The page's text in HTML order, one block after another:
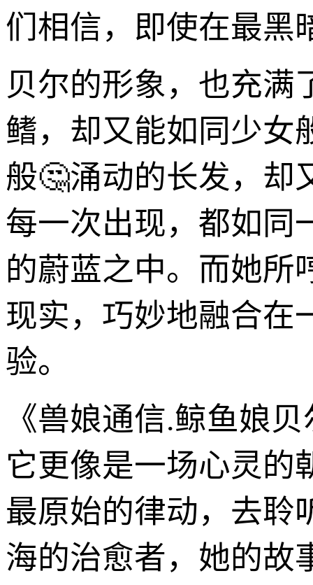
们相信，即使在最黑
贝尔的形象，也充满
鳍，却又能如同少女
般🤔涌动的长发，却
每一次出现，都如同
的蔚蓝之中。而她所
现实，巧妙地融合在
验。
《兽娘通信.鲸鱼娘
它更像是一场心灵的
最原始的律动，去聆
海的治愈者，她的故